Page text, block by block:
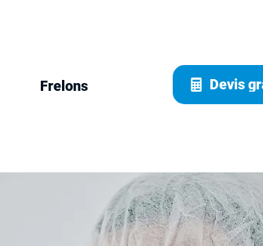
Frelons Devis